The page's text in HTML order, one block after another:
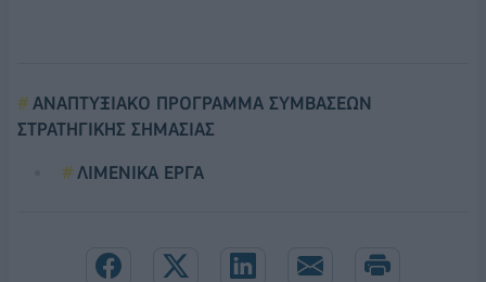
ΑΝΑΠΤΥΞΙΑΚΟ ΠΡΟΓΡΑΜΜΑ ΣΥΜΒΑΣΕΩΝ
ΣΤΡΑΤΗΓΙΚΗΣ ΣΗΜΑΣΙΑΣ
ΛΙΜΕΝΙΚΑ ΕΡΓΑ